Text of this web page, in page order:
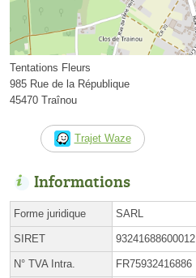
Tentations Fleurs
985 Rue de la République
45470 Traînou
Trajet Waze
Informations
Forme juridique SARL
SIRET 93241688600012
N° TVA Intra. FR75932416886